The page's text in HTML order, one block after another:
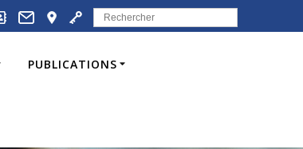
Search
for:
PUBLICATIONS